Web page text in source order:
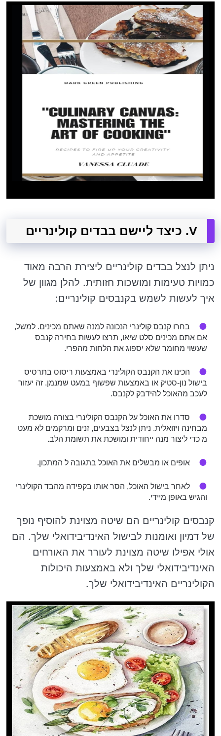
V. כיצד ליישם בבדים קולינריים
ניתן לנצל בבדים קולינריים ליצירת הרבה מאוד
כמויות טעימות ומושכות חזותית. להלן מגוון של
איך לעשות לשמש בקנבסים קולינריים:
בחרו קנבס קולינרי הנכונה למנה שאתם מכינים. למשל,
אם אתם מכינים סלט שיאו, תרצו לעשות בחירה קנבס
שעשוי מחומר שלא יספוג את הלחות מהפרי.
הכינו את הקנבס הקולינרי באמצעות ריסוס בתרסיס
בישול נון-סטיק או באמצעות שפשוף במעט שמנמן. זה יעזור
לעכב מהאוכל להידבק לקנבס.
סדרו את האוכל על הקנבס הקולינרי בצורה מושכת
מבחינה ויזואלית. ניתן לנצל בצבעים, זנים ומרקמים לא מעט
מ כדי ליצור מנה ייחודית ומושכת את תשומת הלב.
אופים או מבשלים את האוכל בתגובה ל המתכון.
לאחר בישול האוכל, הסר אותו בקפידה מהבד הקולינרי
והגיש באופן מיידי.
קנבסים קולינריים הם שיטה מצוינת להוסיף נופך
של דמיון ואומנות לבישול האינדיבידואלי שלך. הם
אולי אפילו שיטה מצוינת לעורר את האורחים
האינדיבידואלי שלך ולא באמצעות היכולות
הקולינריים האינדיבידואלי שלך.